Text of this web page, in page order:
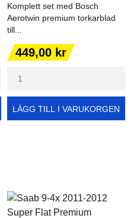
Komplett set med Bosch
Aerotwin premium torkarblad
till...
Pris
449,00 kr
LÄGG TILL I VARUKORGEN